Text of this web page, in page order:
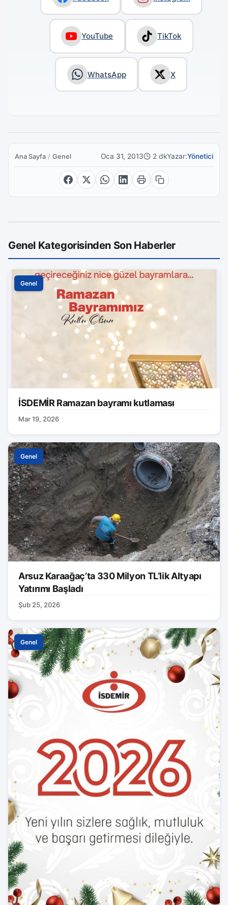
YouTube TikTok
WhatsApp X
Ana Sayfa / Genel Oca 31, 2013 2 dkYazar:Yönetici
Genel Kategorisinden Son Haberler
Genel
İSDEMİR Ramazan bayramı kutlaması
Mar 19, 2026
Genel
Arsuz Karaağaç’ta 330 Milyon TL’lik Altyapı
Yatırımı Başladı
Şub 25, 2026
Genel